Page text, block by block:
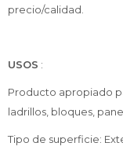
precio/calidad.
USOS :
Producto apropiado
ladrillos, bloques,
Tipo de superficie: